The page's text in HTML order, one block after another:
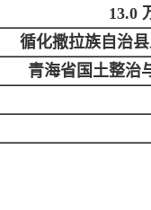
13.0
循化撒拉族自治
青海省国土整治